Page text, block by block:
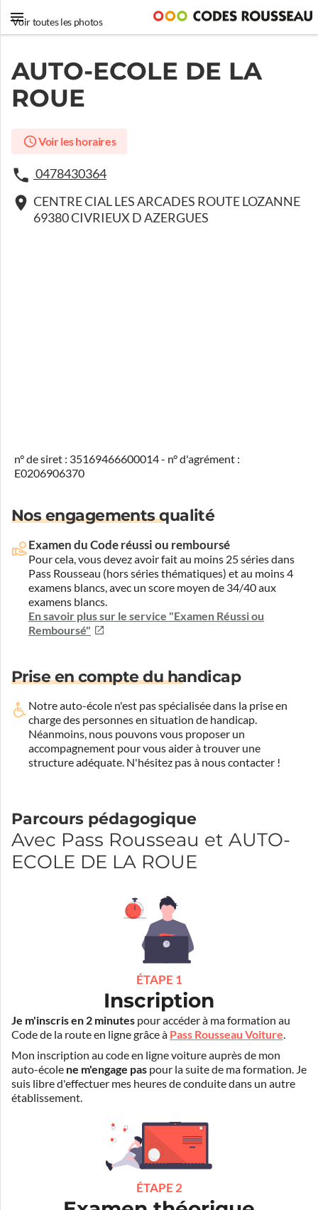
Voir toutes les photos
AUTO-ECOLE DE LA
ROUE
Voir les horaires
0478430364
CENTRE CIAL LES ARCADES ROUTE LOZANNE
69380 CIVRIEUX D AZERGUES
n° de siret : 35169466600014 - n° d'agrément :
E0206906370
Nos engagements qualité
Examen du Code réussi ou remboursé
Pour cela, vous devez avoir fait au moins 25 séries dans
Pass Rousseau (hors séries thématiques) et au moins 4
examens blancs, avec un score moyen de 34/40 aux
examens blancs.
En savoir plus sur le service "Examen Réussi ou
Remboursé"
Prise en compte du handicap
Notre auto-école n'est pas spécialisée dans la prise en
charge des personnes en situation de handicap.
Néanmoins, nous pouvons vous proposer un
accompagnement pour vous aider à trouver une
structure adéquate. N'hésitez pas à nous contacter !
Parcours pédagogique
Avec Pass Rousseau et AUTO-
ECOLE DE LA ROUE
ÉTAPE 1
Inscription
Je m'inscris en 2 minutes pour accéder à ma formation au
Code de la route en ligne grâce à Pass Rousseau Voiture.
Mon inscription au code en ligne voiture auprès de mon
auto-école ne m'engage pas pour la suite de ma formation. Je
suis libre d'effectuer mes heures de conduite dans un autre
établissement.
ÉTAPE 2